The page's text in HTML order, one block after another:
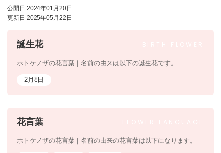
公開日 2024年01月20日
更新日 2025年05月22日
誕生花
ホトケノザの花言葉｜名前の由来は以下の誕生花です。
2月8日
花言葉
ホトケノザの花言葉｜名前の由来の花言葉は以下になります。